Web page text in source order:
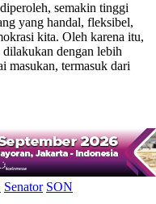
semakin tinggi
yang handal, fleksibel,
kita. Oleh karena itu,
dengan lebih
masukan, termasuk dari
Senator SON